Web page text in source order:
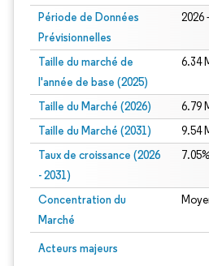
Période de Données
Prévisionnelles
2026
Taille du marché de
l'année de base (2025)
6.34
Taille du Marché (2026) 6.79
Taille du Marché (2031) 9.54
Taux de croissance (2026
- 2031)
Concentration du
Marché
Acteurs majeurs
Image © Mordor Intelligence. La